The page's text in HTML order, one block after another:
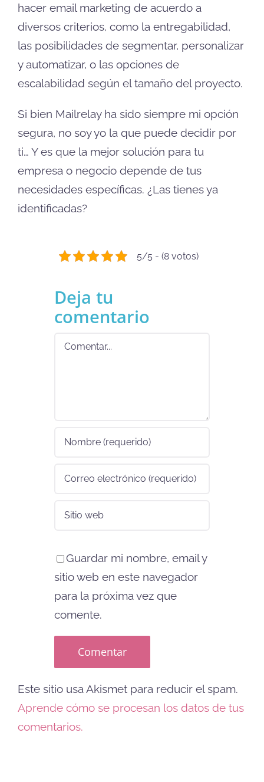
hacer email marketing de acuerdo a
diversos criterios, como la entregabilidad,
las posibilidades de segmentar, personalizar
y automatizar, o las opciones de
escalabilidad según el tamaño del proyecto.
Si bien Mailrelay ha sido siempre mi opción
segura, no soy yo la que puede decidir por
ti… Y es que la mejor solución para tu
empresa o negocio depende de tus
necesidades específicas. ¿Las tienes ya
identificadas?
5/5 - (8 votos)
Deja tu
comentario
Comentar
Guardar mi nombre, email y
sitio web en este navegador
para la próxima vez que
comente.
Este sitio usa Akismet para reducir el spam.
Aprende cómo se procesan los datos de tus
comentarios.